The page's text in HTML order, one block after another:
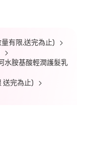
有限,送完為止)
水胺基酸輕潤護髮乳
送完為止)